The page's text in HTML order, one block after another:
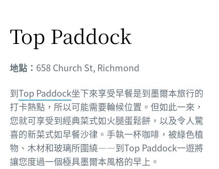
Top Paddock
地點： 658 Church St, Richmond
到Top Paddock坐下來享受早餐是到墨爾本旅行的
打卡熱點，所以可能需要輪候位置。但如此一來，
您就可享受到經典菜式如火腿蛋鬆餅，以及令人驚
喜的新菜式如早餐沙律。手執一杯咖啡，被綠色植
物、木材和玻璃所圍繞——到Top Paddock一遊將
讓您度過一個極具墨爾本風格的早上。